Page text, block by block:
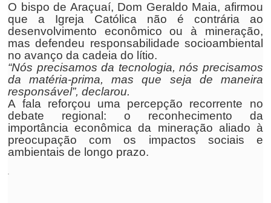
O bispo de Araçuaí, Dom Geraldo Maia, afirmou
que a Igreja Católica não é contrária ao
desenvolvimento econômico ou à mineração,
mas defendeu responsabilidade socioambiental
no avanço da cadeia do lítio.
“Nós precisamos da tecnologia, nós precisamos
da matéria-prima, mas que seja de maneira
responsável”, declarou.
A fala reforçou uma percepção recorrente no
debate regional: o reconhecimento da
importância econômica da mineração aliado à
preocupação com os impactos sociais e
ambientais de longo prazo.